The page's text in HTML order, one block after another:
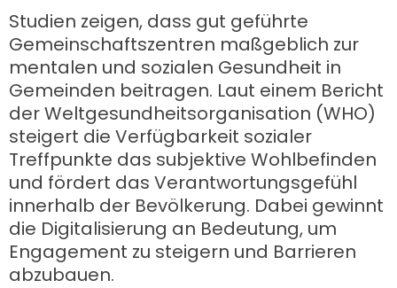
Studien zeigen, dass gut geführte
Gemeinschaftszentren maßgeblich zur
mentalen und sozialen Gesundheit in
Gemeinden beitragen. Laut einem Bericht
der Weltgesundheitsorganisation (WHO)
steigert die Verfügbarkeit sozialer
Treffpunkte das subjektive Wohlbefinden
und fördert das Verantwortungsgefühl
innerhalb der Bevölkerung. Dabei gewinnt
die Digitalisierung an Bedeutung, um
Engagement zu steigern und Barrieren
abzubauen.